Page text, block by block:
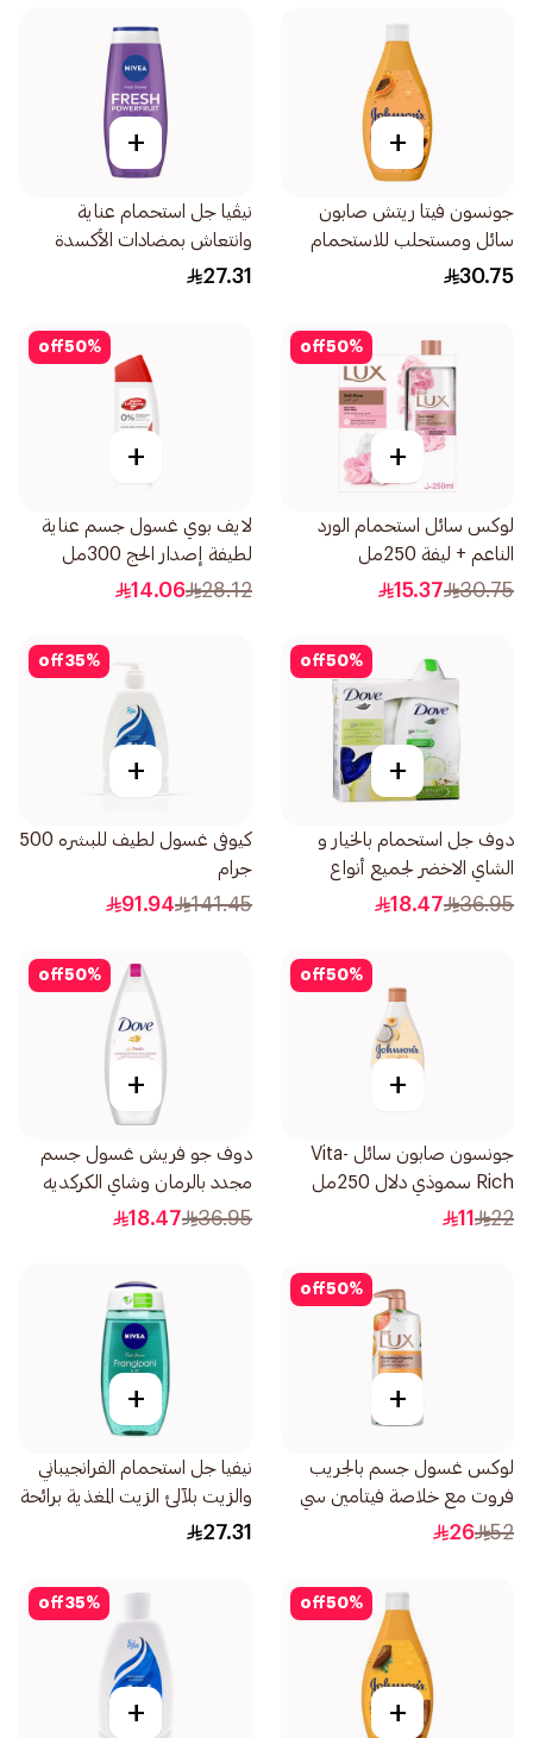
+
جونسون فيتا ريتش صابون
سائل ومستحلب للاستحمام
بخلاصة البابايا 400مل
30.75
+
نيڤيا جل استحمام عناية
وانتعاش بمضادات الأكسدة
عطر التوت 250مل
27.31
50%
off
+
لوكس سائل استحمام الورد
الناعم + ليفة 250مل
30.75
15.37
50%
off
+
لايف بوي غسول جسم عناية
لطيفة إصدار الحج 300مل
28.12
14.06
50%
off
+
دوف جل استحمام بالخيار و
الشاي الاخضر لجميع أنواع
البشرة مع ليفة 250مل
36.95
18.47
35%
off
+
كيوفى غسول لطيف للبشره 500
جرام
141.45
91.94
50%
off
+
جونسون صابون سائل Vita-
Rich سموذي دلال 250مل
22
11
50%
off
+
دوف جو فريش غسول جسم
مجدد بالرمان وشاي الكركديه
250مل
36.95
18.47
50%
off
+
لوكس غسول جسم بالجريب
فروت مع خلاصة فيتامين سي
نضارة مضاعفة 700مل
52
26
+
نيفيا جل استحمام الفرانجيباني
والزيت بلآلئ الزيت المغذية برائحة
الفرانجيباني 250مل
27.31
50%
off
+
35%
off
+